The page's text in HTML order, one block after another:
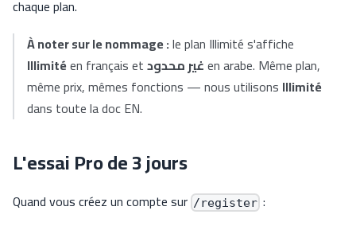
chaque plan.
À noter sur le nommage :le plan Illimité s'affiche
Illimitéen français etغير محدودen arabe. Même plan,
même prix, mêmes fonctions — nous utilisons Illimité
dans toute la doc EN.
L'essai Pro de 3 jours
Quand vous créez un compte sur /register :